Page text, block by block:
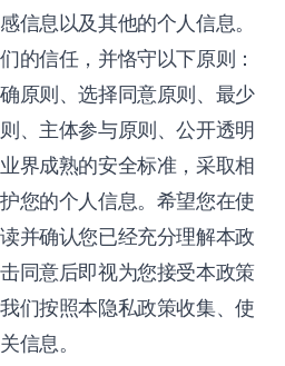
信息以及其他的个人信息。
的信任，并恪守以下原则：
原则、选择同意原则、最少
、主体参与原则、公开透明
界成熟的安全标准，采取相
您的个人信息。希望您在使
并确认您已经充分理解本政
同意后即视为您接受本政策
们按照本隐私政策收集、使
信息。